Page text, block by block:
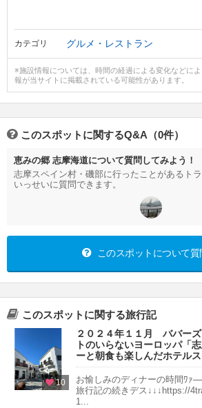
カテゴリ グルメ・レストラン
※施設情報については、時間の経過による変化などに
報が当サイトに掲載されている可能性があります。
このスポットに関するQ&A（0件）
恵みの郷 志摩海道について質問してみよう！
志摩スペイン村・磯部に行ったことがあるト
いっせいに質問できます。
このスポットについて質
このスポットに関する旅行記
10
２０２４年１１月 ババー
トのいらないヨーロッパ「
ーと朝食も楽しんだホテル
お愉しみのディナーの時間ﾜ
旅行記の続きデス↓↓↓https://
1...